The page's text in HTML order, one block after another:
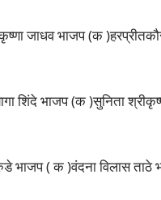
जाधव भाजप (क
शिंदे भाजप (क )सुनिता
भाजप ( क )वंदना विलास ताठे